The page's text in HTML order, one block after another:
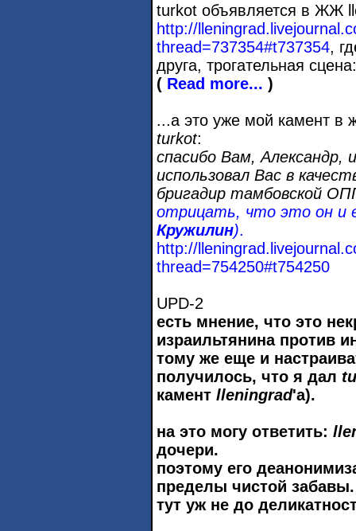
turkot объявляется в ЖЖ
http://
thread=737354#t737354,
друга, трогательная сцена:
( Read more... )
...а это уже мой камент в
turkot:
спасибо Вам, Александр,
использовал Вас в
бригадир тамбовской
отрицать, что это он и
Кружилин).
http://
thread=754250#t754250
UPD-2
есть мнение, что это
израильтянина против
тому же еще и
получилось, что я дал
камент lleningrad'а).
на это могу ответить:
дочери.
поэтому его
пределы чистой забавы.
тут уж не до